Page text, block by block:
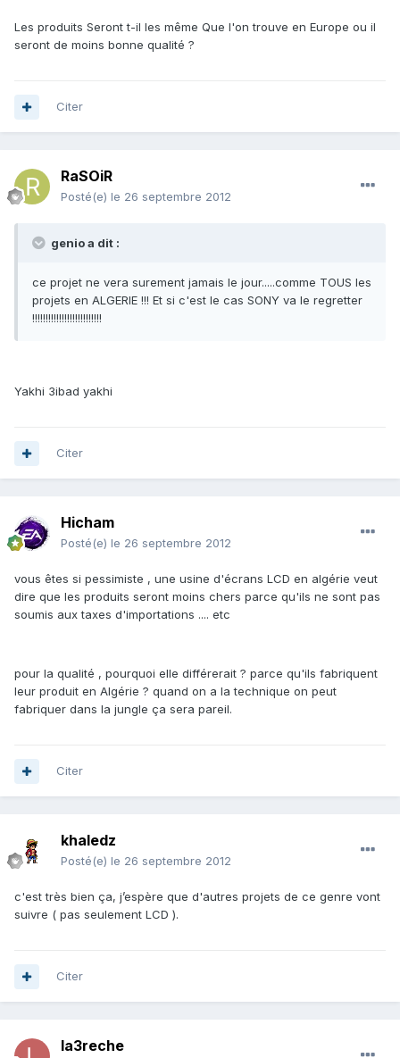
Les produits Seront t-il les même Que l'on trouve en Europe ou il
seront de moins bonne qualité ?
Citer
RaSOiR
Posté(e) le 26 septembre 2012
genio a dit :
ce projet ne vera surement jamais le jour.....comme TOUS les
projets en ALGERIE !!! Et si c'est le cas SONY va le regretter
!!!!!!!!!!!!!!!!!!!!!!!!!!
Yakhi 3ibad yakhi
Citer
Hicham
Posté(e) le 26 septembre 2012
vous êtes si pessimiste , une usine d'écrans LCD en algérie veut
dire que les produits seront moins chers parce qu'ils ne sont pas
soumis aux taxes d'importations .... etc
pour la qualité , pourquoi elle différerait ? parce qu'ils fabriquent
leur produit en Algérie ? quand on a la technique on peut
fabriquer dans la jungle ça sera pareil.
Citer
khaledz
Posté(e) le 26 septembre 2012
c'est très bien ça, j’espère que d'autres projets de ce genre vont
suivre ( pas seulement LCD ).
Citer
la3reche